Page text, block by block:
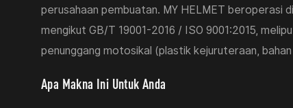
perusahaan pembuatan. MY HELMET beroperasi
mengikut GB/T 19001-2016 / ISO 9001:2015,
penunggang motosikal (plastik kejuruteraan,
Apa Makna Ini Untuk Anda